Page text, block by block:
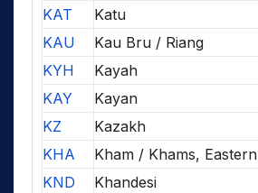
KAT
Katu
KAU
Kau Bru / Riang
KYH
Kayah
KAY
Kayan
KZ
Kazakh
KHA
Kham / Khams, Eastern
KND
Khandesi